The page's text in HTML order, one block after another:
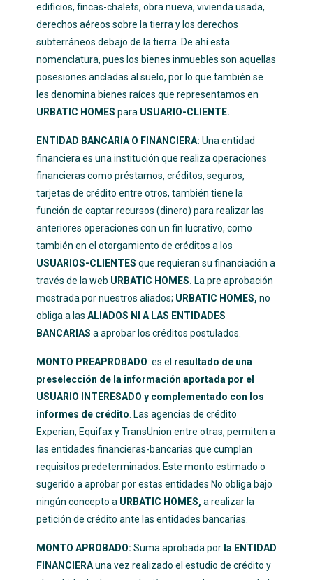
edificios, fincas-chalets, obra nueva, vivienda usada,
derechos aéreos sobre la tierra y los derechos
subterráneos debajo de la tierra. De ahí esta
nomenclatura, pues los bienes inmuebles son aquellas
posesiones ancladas al suelo, por lo que también se
les denomina bienes raíces que representamos en
URBATIC HOMES para USUARIO-CLIENTE.
ENTIDAD BANCARIA O FINANCIERA: Una entidad
financiera es una institución que realiza operaciones
financieras como préstamos, créditos, seguros,
tarjetas de crédito entre otros, también tiene la
función de captar recursos (dinero) para realizar las
anteriores operaciones con un fin lucrativo, como
también en el otorgamiento de créditos a los
USUARIOS-CLIENTES que requieran su financiación a
través de la web URBATIC HOMES. La pre aprobación
mostrada por nuestros aliados; URBATIC HOMES, no
obliga a las ALIADOS NI A LAS ENTIDADES
BANCARIAS a aprobar los créditos postulados.
MONTO PREAPROBADO: es el resultado de una
preselección de la información aportada por el
USUARIO INTERESADO y complementado con los
informes de crédito . Las agencias de crédito
Experian, Equifax y TransUnion entre otras, permiten a
las entidades financieras-bancarias que cumplan
requisitos predeterminados. Este monto estimado o
sugerido a aprobar por estas entidades No obliga bajo
ningún concepto a URBATIC HOMES, a realizar la
petición de crédito ante las entidades bancarias.
MONTO APROBADO: Suma aprobada por la ENTIDAD
FINANCIERAuna vez realizado el estudio de crédito y